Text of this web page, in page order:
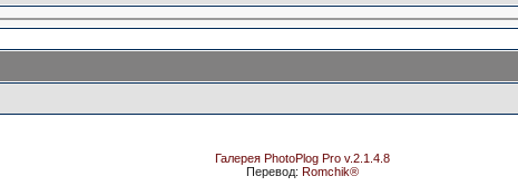
Галерея PhotoPlog Pro v.2.1.4.8
Перевод: Romchik®